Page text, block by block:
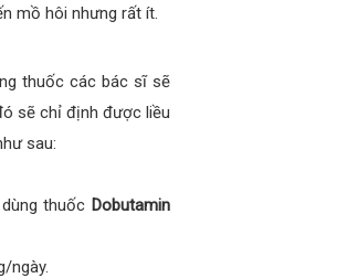
mồ hôi nhưng rất ít.
thuốc các bác sĩ sẽ
sẽ chỉ định được liều
sau:
thuốc Dobutamin
ngày.